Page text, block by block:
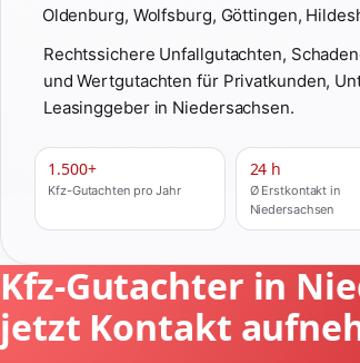
Oldenburg, Wolfsburg, Göttingen,
Rechtssichere Unfallgutachten,
und Wertgutachten für Privatkunden,
Leasinggeber in Niedersachsen.
1.500+
Kfz-Gutachten pro Jahr
24 h
Ø Erstkontakt in
Niedersachsen
Kfz-Gutachter in
jetzt Kontakt